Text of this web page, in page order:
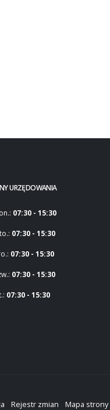
URZĘDOWANIA
07:30 - 15:30
07:30 - 15:30
07:30 - 15:30
07:30 - 15:30
07:30 - 15:30
Rejestr zmian Mapa strony